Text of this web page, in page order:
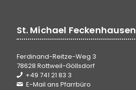
St. Michael Feckenhausen
Ferdinand-Reitze-Weg 3
78628 Rottweil-Göllsdorf
+49 741 21 83 3
E-Mail ans Pfarrbüro